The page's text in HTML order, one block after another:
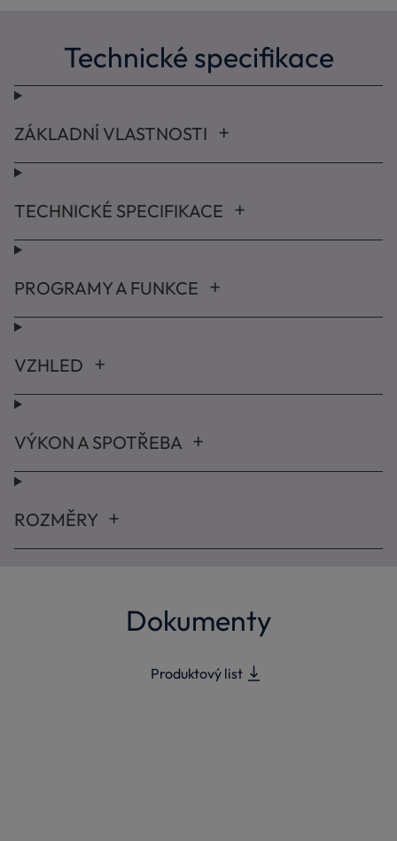
Technické specifikace
ZÁKLADNÍ VLASTNOSTI
TECHNICKÉ SPECIFIKACE
PROGRAMY A FUNKCE
VZHLED
VÝKON A SPOTŘEBA
ROZMĚRY
Dokumenty
Produktový list